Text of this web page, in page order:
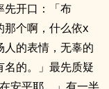
先开口：「布
那个啊，什么依x
的表情，无辜的
名的。」最先质疑